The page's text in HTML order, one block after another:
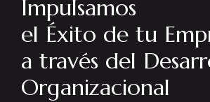
Impulsamos
el Éxito de tu
a través del
Organizacional